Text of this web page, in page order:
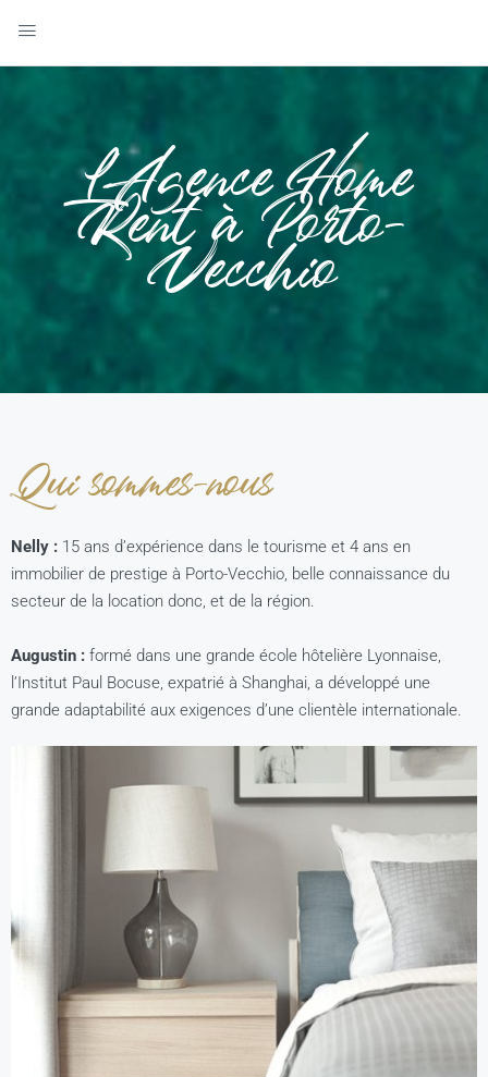
L'Agence Home
Rent à Porto-
Vecchio
Qui sommes-nous
Nelly : 15 ans d’expérience dans le tourisme et 4 ans en
immobilier de prestige à Porto-Vecchio, belle connaissance du
secteur de la location donc, et de la région.
Augustin : formé dans une grande école hôtelière Lyonnaise,
l’Institut Paul Bocuse, expatrié à Shanghai, a développé une
grande adaptabilité aux exigences d’une clientèle internationale.